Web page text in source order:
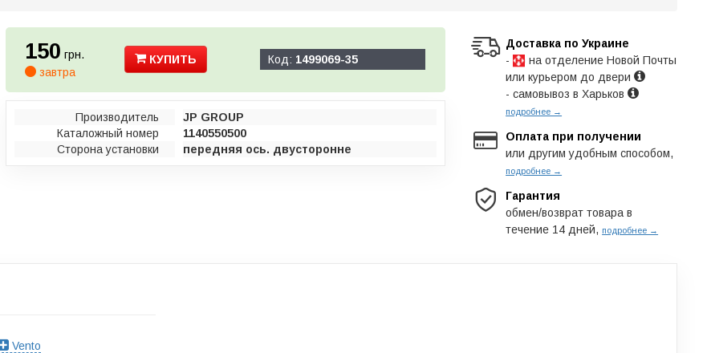
150 грн.
завтра
КУПИТЬ Код: 1499069-35
Производитель
JP GROUP
Каталожный номер
1140550500
Сторона установки
передняя ось. двусторонне
Доставка по Украине
-
на отделение Новой Почты
или курьером до двери
- самовывоз в Харьков
подробнее →
Оплата при получении
или другим удобным способом,
подробнее →
Гарантия
обмен/возврат товара в
течение 14 дней, подробнее →
Vento